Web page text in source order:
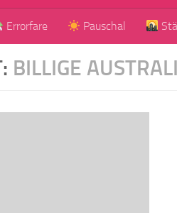
Errorfare Pauschal
BILLIGE